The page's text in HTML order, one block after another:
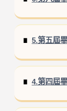
5.第五屆
4.第四屆